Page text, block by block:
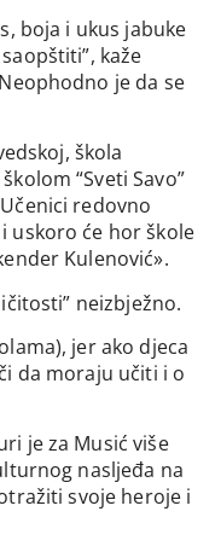
boja i ukus jabuke
kaže
je da se
škola
“Sveti Savo”
redovno
uskoro će hor škole
Kulenović».
neizbježno.
jer ako djeca
da moraju učiti i o
je za Musić više
nasljeđa na
svoje heroje i